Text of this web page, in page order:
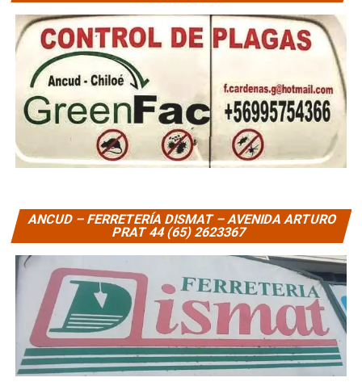
ANCUD – FERRETERÍA DISMAT – AVENIDA ARTURO
PRAT 44 (65) 2623367